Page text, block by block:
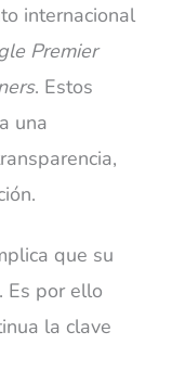
internacional
Premier
. Estos
una
que su
Es por ello
la clave